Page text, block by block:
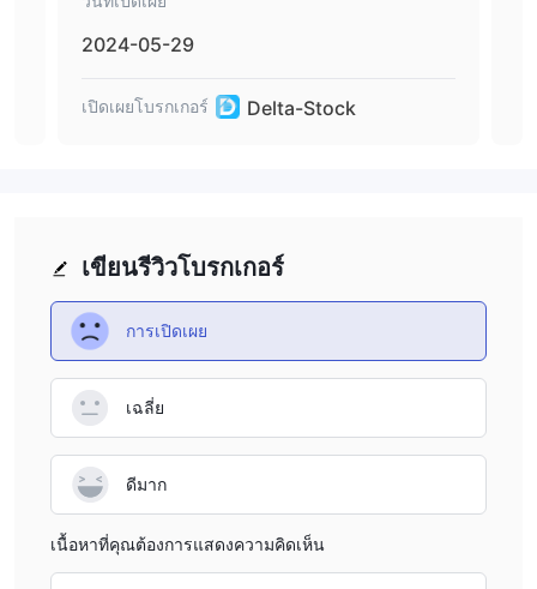
2024-05-29
เปิดเผยโบรกเกอร์ Delta-Stock
เขียนรีวิวโบรกเกอร์
การเปิดเผย
เฉลี่ย
ดีมาก
เนื้อหาที่คุณต้องการแสดงความคิดเห็น